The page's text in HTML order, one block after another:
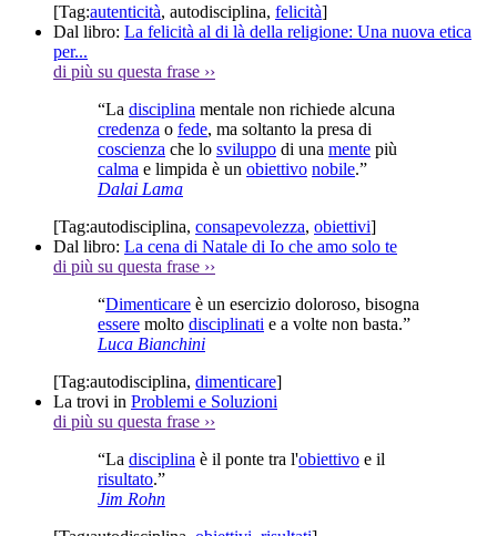
[Tag:autenticità, autodisciplina, felicità]
Dal libro: La felicità al di là della religione: Una nuova etica
per...
di più su questa frase ››
“La disciplina mentale non richiede alcuna
credenza o fede, ma soltanto la presa di
coscienza che lo sviluppo di una mente più
calma e limpida è un obiettivo nobile.”
Dalai Lama
[Tag:autodisciplina, consapevolezza, obiettivi]
Dal libro: La cena di Natale di Io che amo solo te
di più su questa frase ››
“Dimenticare è un esercizio doloroso, bisogna
essere molto disciplinati e a volte non basta.”
Luca Bianchini
[Tag:autodisciplina, dimenticare]
La trovi in Problemi e Soluzioni
di più su questa frase ››
“La disciplina è il ponte tra l'obiettivo e il
risultato.”
Jim Rohn